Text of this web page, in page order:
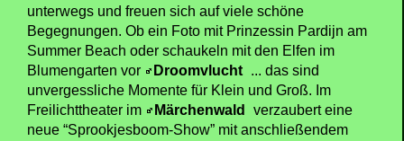
unterwegs und freuen sich auf viele schöne
Begegnungen. Ob ein Foto mit Prinzessin Pardijn am
Summer Beach oder schaukeln mit den Elfen im
Blumengarten vor
Droomvlucht ... das sind
unvergessliche Momente für Klein und Groß. Im
Freilichttheater im
Märchenwald
verzaubert eine
neue “Sprookjesboom-Show” mit anschließendem